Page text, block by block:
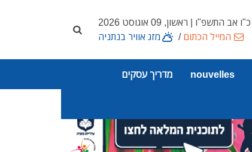
כ"ו אב התשפ"ו | ראשון, 09 אוגוסט 2026
המייל הכתום/ מזג אוויר בנתניה
nouvelles מדריך עסקים